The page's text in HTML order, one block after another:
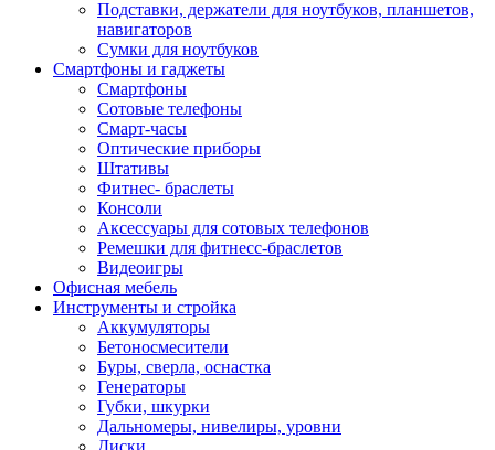
Подставки, держатели для ноутбуков, планшетов,
навигаторов
Сумки для ноутбуков
Смартфоны и гаджеты
Смартфоны
Сотовые телефоны
Смарт-часы
Оптические приборы
Штативы
Фитнес- браслеты
Консоли
Аксессуары для сотовых телефонов
Ремешки для фитнесс-браслетов
Видеоигры
Офисная мебель
Инструменты и стройка
Аккумуляторы
Бетоносмесители
Буры, сверла, оснастка
Генераторы
Губки, шкурки
Дальномеры, нивелиры, уровни
Диски